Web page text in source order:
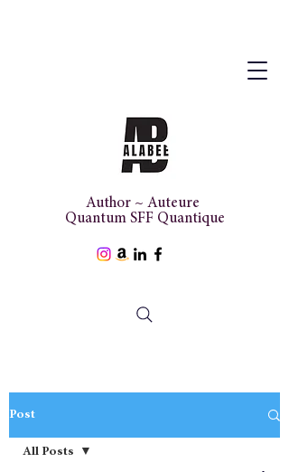
Author ~ Auteure
Quantum SFF Quantique
Post
All Posts